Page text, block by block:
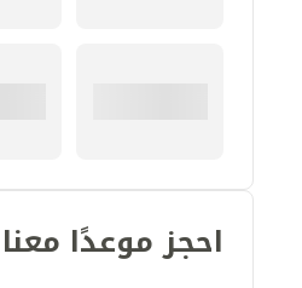
احجز موعدًا